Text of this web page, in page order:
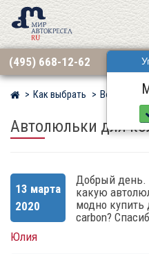
(495) 668-12-62
Мир детских автокресел
Как выбрать Вопросы
Автолюльки для
13 марта
2020
Добрый день.
какую
модно купить
carbon?
Юлия